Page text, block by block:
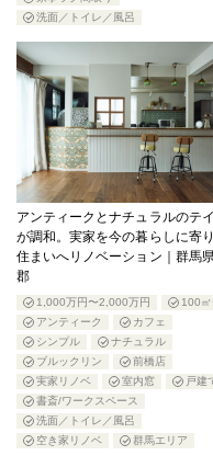
洗面／トイレ／風呂
アンティークとナチュラルのテ
が調和。実家を今の暮らしに寄
住まいへリノベーション｜群馬
郡
1,000万円〜2,000万円
100㎡
アンティーク
カフェ
シンプル
ナチュラル
ブルックリン
前橋店
実家リノベ
室内窓
戸建
書斎/ワークスペース
洗面／トイレ／風呂
空き家リノベ
群馬エリア